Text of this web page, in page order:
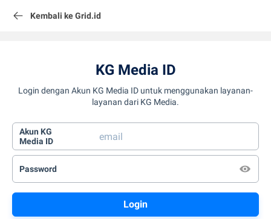
Kembali ke Grid.id
KG Media ID
Login dengan Akun KG Media ID untuk menggunakan layanan-
layanan dari KG Media.
Akun KG
Media ID
Password